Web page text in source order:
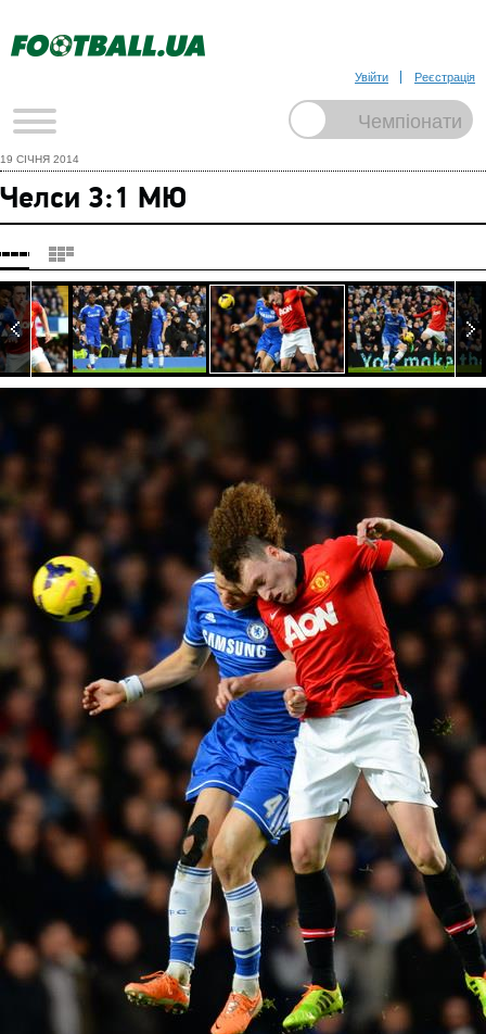
Увійти Реєстрація
19 СІЧНЯ 2014
Челси 3:1 МЮ